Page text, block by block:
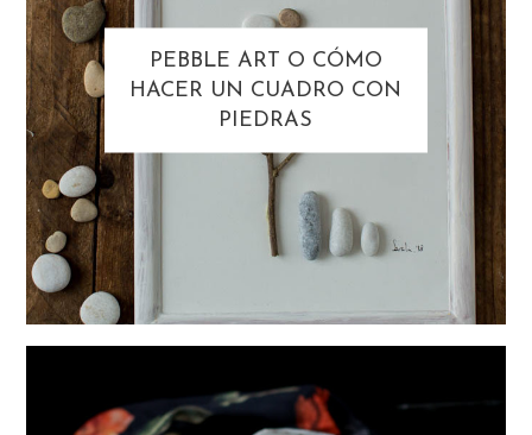
PEBBLE ART O CÓMO
HACER UN CUADRO CON
PIEDRAS